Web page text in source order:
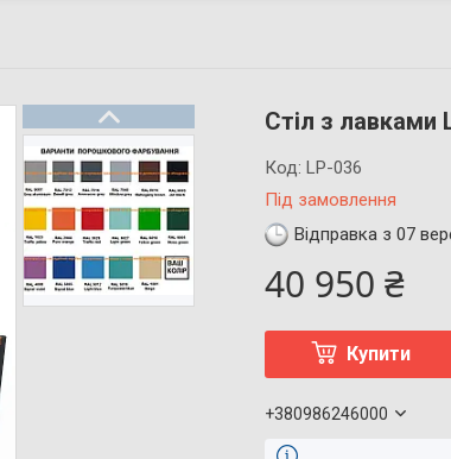
Стіл з лавками
Під замовлення
Код:LP-036
Відправка з 07
40 950 ₴
Купити
+380986246000